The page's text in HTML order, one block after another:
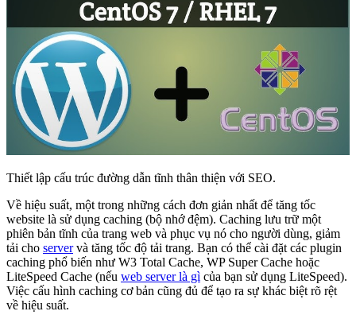
Thiết lập cấu trúc đường dẫn tĩnh thân thiện với SEO.
Về hiệu suất, một trong những cách đơn giản nhất để tăng tốc
website là sử dụng caching (bộ nhớ đệm). Caching lưu trữ một
phiên bản tĩnh của trang web và phục vụ nó cho người dùng, giảm
tải cho servervà tăng tốc độ tải trang. Bạn có thể cài đặt các plugin
caching phổ biến như W3 Total Cache, WP Super Cache hoặc
LiteSpeed Cache (nếu web server là gì của bạn sử dụng LiteSpeed).
Việc cấu hình caching cơ bản cũng đủ để tạo ra sự khác biệt rõ rệt
về hiệu suất.